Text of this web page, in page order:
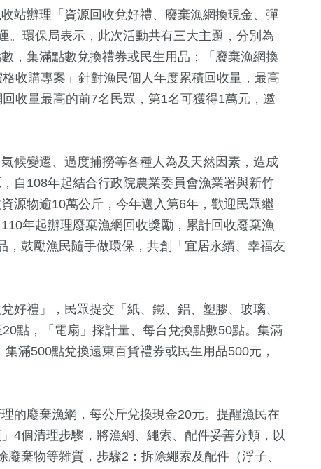
站辦理「資源回收兌好禮、廢棄漁網換現金、彈
。環保局表示，此次活動共有三大主題，分別為
，集滿點數兌換禮券或民生用品；「廢棄漁網換
收購專案」針對漁民個人年度累積回收量，最高
收量最高的前7名民眾，第1名可獲得1萬元，邀
候變遷、過度捕撈等各種人為及天然因素，造成
自108年起結合行政院農業委員會漁業署與新竹
源物逾10萬公斤，今年邁入第6年，歡迎民眾繼
年起辦理廢棄漁網回收獎勵，累計回收廢棄漁
，鼓勵漁民隨手做環保，共創「宜居永續、幸福友
好禮」，民眾提交「紙、鐵、鋁、塑膠、玻璃、
點，「電扇」採計量、每台兌換點數50點。集滿
滿500點兌換遠東百貨禮券或民生用品500元，
的廢棄漁網，每公斤兌換現金20元。提醒漁民在
4個清理步驟，將漁網、繩索、配件妥善分類，以
棄物等雜質，步驟2：拆除繩索及配件（浮子、
18+
2024立委選戰
221+
旅遊 運動
司法放大鏡 藝文
兩岸佛教文化交
流專區